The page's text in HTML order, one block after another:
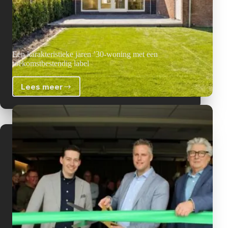
Een karakteristieke jaren ’30-woning met een
toekomstbestendig label
Lees meer
Een
jaren
’30-
met
toekomstbestendig
label